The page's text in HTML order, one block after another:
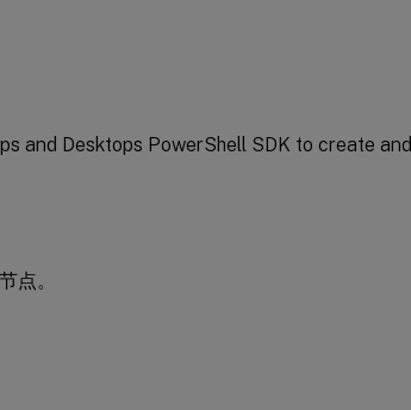
and Desktops PowerShell SDK to create and
点。